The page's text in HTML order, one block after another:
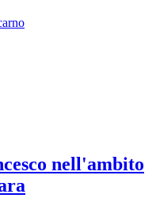
nell'ambito